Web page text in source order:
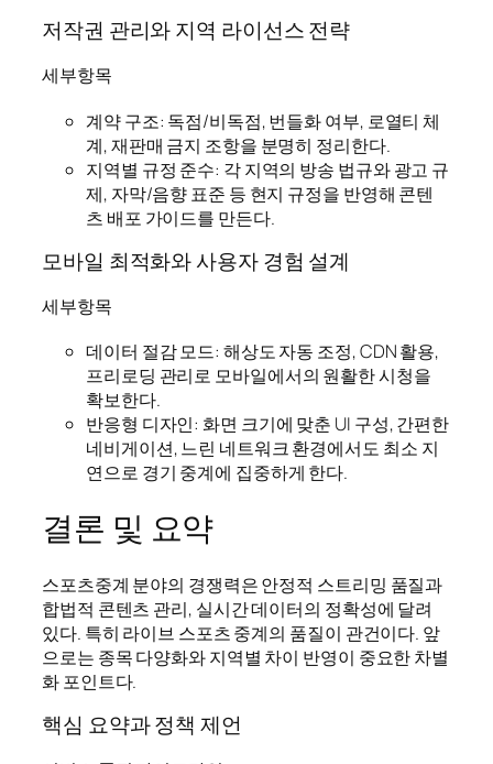
저작권 관리와 지역 라이선스 전략
세부항목
계약 구조: 독점/비독점, 번들화 여부, 로열티 체
계, 재판매 금지 조항을 분명히 정리한다.
지역별 규정 준수: 각 지역의 방송 법규와 광고 규
제, 자막/음향 표준 등 현지 규정을 반영해 콘텐
츠 배포 가이드를 만든다.
모바일 최적화와 사용자 경험 설계
세부항목
데이터 절감 모드: 해상도 자동 조정, CDN 활용,
프리로딩 관리로 모바일에서의 원활한 시청을
확보한다.
반응형 디자인: 화면 크기에 맞춘 UI 구성, 간편한
네비게이션, 느린 네트워크 환경에서도 최소 지
연으로 경기 중계에 집중하게 한다.
결론 및 요약
스포츠중계 분야의 경쟁력은 안정적 스트리밍 품질과
합법적 콘텐츠 관리, 실시간 데이터의 정확성에 달려
있다. 특히 라이브 스포츠 중계의 품질이 관건이다. 앞
으로는 종목 다양화와 지역별 차이 반영이 중요한 차별
화 포인트다.
핵심 요약과 정책 제언